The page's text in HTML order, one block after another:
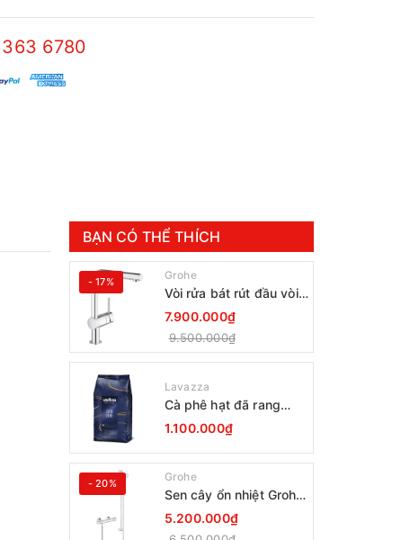
6780
BẠN CÓ THỂ THÍCH
- 17% Grohe
Vòi rửa bát rút đầu vòi
Grohe Minta 30274000
7.900.000₫
9.500.000₫
Lavazza
Cà phê hạt đã rang
Lavazza Coffee
Espresso Super Crema
1000g Date 12-2027
1.100.000₫
- 20% Grohe
Sen cây ổn nhiệt Grohe
Grohtherm 800
34566001
5.200.000₫